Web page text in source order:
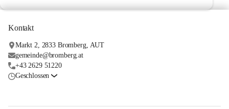
Kontakt
Markt 2, 2833 Bromberg, AUT
gemeinde@bromberg.at
+43 2629 51220
Geschlossen